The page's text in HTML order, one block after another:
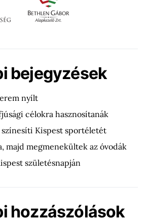
bejegyzések
nyílt
célokra hasznosítanák
színesíti Kispest sportéletét
majd megmenekültek az óvodák
születésnapján
hozzászólások